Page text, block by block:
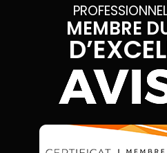
MEMBRE